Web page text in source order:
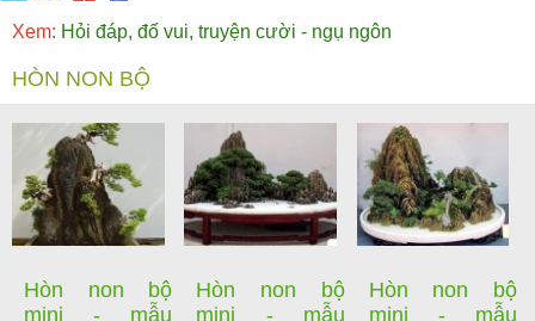
Xem: Hỏi đáp, đố vui, truyện cười - ngụ ngôn
HÒN NON BỘ
Hòn non bộ
mini - mẫu
Hòn non bộ
mini - mẫu
Hòn non bộ
mini - mẫu